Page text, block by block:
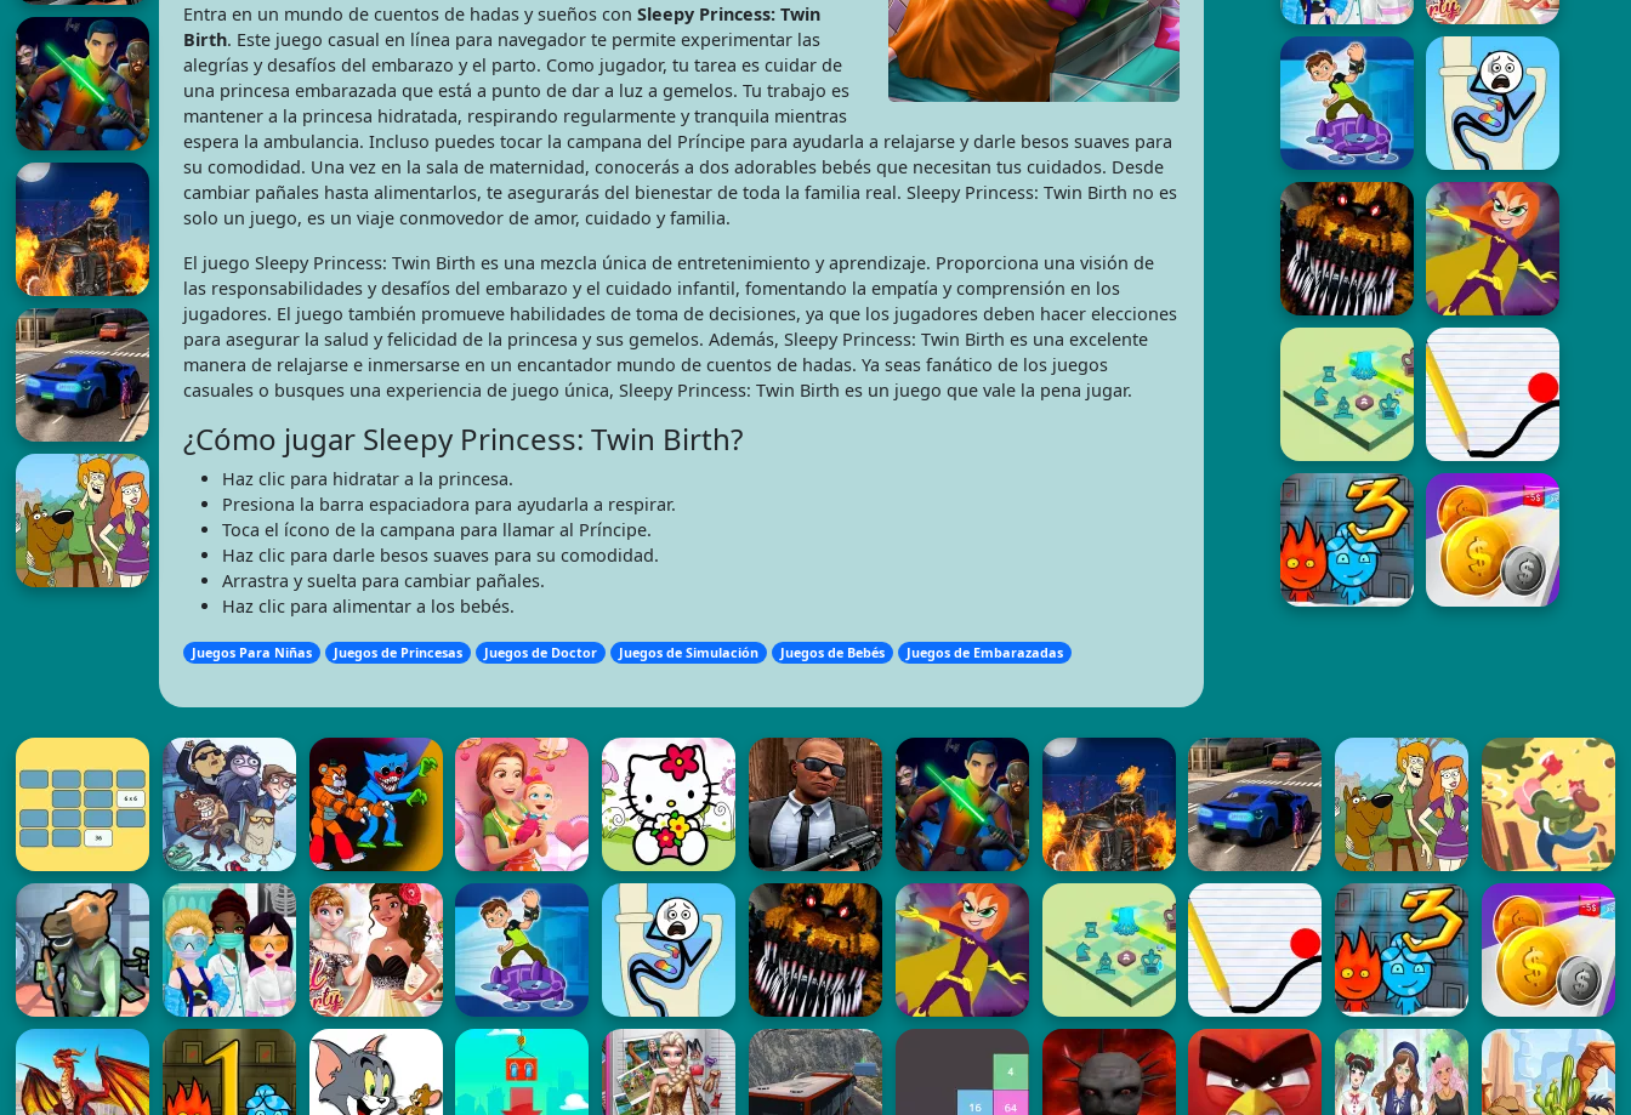
Entra en un mundo de cuentos de hadas y sueños con Sleepy Princess: Twin
Birth. Este juego casual en línea para navegador te permite experimentar las
alegrías y desafíos del embarazo y el parto. Como jugador, tu tarea es cuidar de
una princesa embarazada que está a punto de dar a luz a gemelos. Tu trabajo es
mantener a la princesa hidratada, respirando regularmente y tranquila mientras
espera la ambulancia. Incluso puedes tocar la campana del Príncipe para ayudarla a relajarse y darle besos suaves para
su comodidad. Una vez en la sala de maternidad, conocerás a dos adorables bebés que necesitan tus cuidados. Desde
cambiar pañales hasta alimentarlos, te asegurarás del bienestar de toda la familia real. Sleepy Princess: Twin Birth no es
solo un juego, es un viaje conmovedor de amor, cuidado y familia.
El juego Sleepy Princess: Twin Birth es una mezcla única de entretenimiento y aprendizaje. Proporciona una visión de
las responsabilidades y desafíos del embarazo y el cuidado infantil, fomentando la empatía y comprensión en los
jugadores. El juego también promueve habilidades de toma de decisiones, ya que los jugadores deben hacer elecciones
para asegurar la salud y felicidad de la princesa y sus gemelos. Además, Sleepy Princess: Twin Birth es una excelente
manera de relajarse e inmersarse en un encantador mundo de cuentos de hadas. Ya seas fanático de los juegos
casuales o busques una experiencia de juego única, Sleepy Princess: Twin Birth es un juego que vale la pena jugar.
¿Cómo jugar Sleepy Princess: Twin Birth?
Haz clic para hidratar a la princesa.
Presiona la barra espaciadora para ayudarla a respirar.
Toca el ícono de la campana para llamar al Príncipe.
Haz clic para darle besos suaves para su comodidad.
Arrastra y suelta para cambiar pañales.
Haz clic para alimentar a los bebés.
Juegos Para Niñas Juegos de Princesas Juegos de Doctor Juegos de Simulación Juegos de Bebés Juegos de Embarazadas